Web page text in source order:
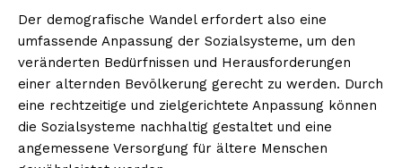
Der demografische Wandel erfordert also eine
umfassende Anpassung der Sozialsysteme, um den
veränderten Bedürfnissen und Herausforderungen
einer alternden Bevölkerung gerecht zu werden. Durch
eine rechtzeitige und zielgerichtete Anpassung können
die Sozialsysteme nachhaltig gestaltet und eine
angemessene Versorgung für ältere Menschen